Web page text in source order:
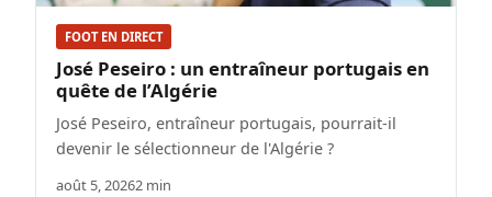
FOOT EN DIRECT
José Peseiro : un entraîneur portugais en
quête de l’Algérie
José Peseiro, entraîneur portugais, pourrait-il
devenir le sélectionneur de l'Algérie ?
août 5, 20262 min